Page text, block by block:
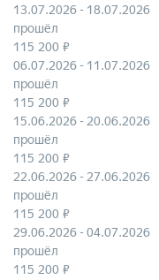
13.07.2026 - 18.07.2026
прошёл
115 200 ₽
06.07.2026 - 11.07.2026
прошёл
115 200 ₽
15.06.2026 - 20.06.2026
прошёл
115 200 ₽
22.06.2026 - 27.06.2026
прошёл
115 200 ₽
29.06.2026 - 04.07.2026
прошёл
115 200 ₽